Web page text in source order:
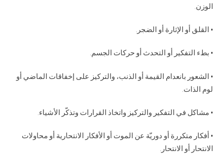
الوزن.
• القلق أو الإثارة أو الضجر.
• بطء التفكير أو التحدث أو حركات الجسم.
• الشعور بانعدام القيمة أو الذنب، والتركيز على إخفاقات الماضي أو
لوم الذات.
• مشاكل في التفكير والتركيز واتخاذ القرارات وتذكّر الأشياء.
• أفكار متكررة أو دوريّة عن الموت أو الأفكار الانتحارية أو محاولات
الانتحار أو الانتحار.